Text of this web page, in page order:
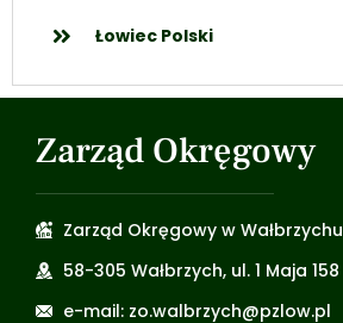
Łowiec Polski
Zarząd Okręgowy
Zarząd Okręgowy w Wałbrzychu
58-305 Wałbrzych, ul. 1 Maja 158
e-mail: zo.walbrzych@pzlow.pl